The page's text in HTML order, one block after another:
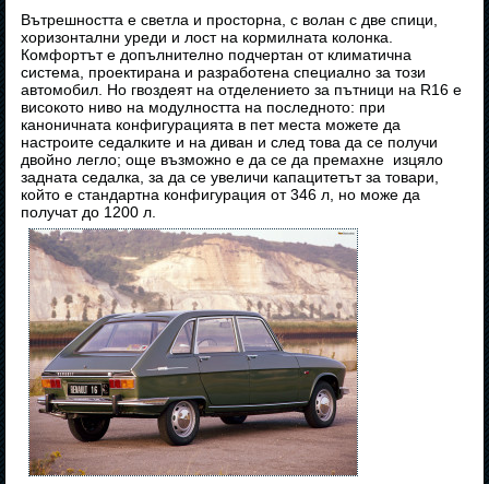
Вътрешността е светла и просторна, с волан с две спици,
хоризонтални уреди и лост на кормилната колонка.
Комфортът е допълнително подчертан от климатична
система, проектирана и разработена специално за този
автомобил. Но гвоздеят на отделението за пътници на R16 е
високото ниво на модулността на последното: при
каноничната конфигурацията в пет места можете да
настроите седалките и на диван и след това да се получи
двойно легло; още възможно е да се да премахне изцяло
задната седалка, за да се увеличи капацитетът за товари,
който е стандартна конфигурация от 346 л, но може да
получат до 1200 л.